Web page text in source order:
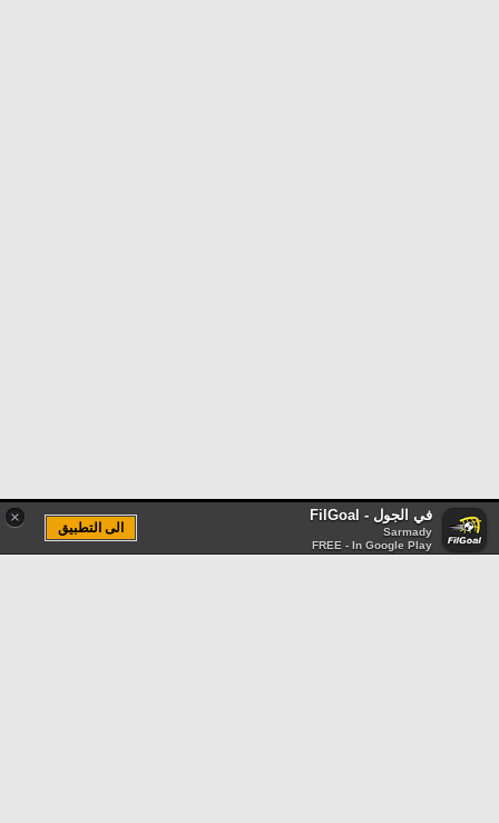
× في الجول - FilGoal
Sarmady
FREE - In Google Play
الى التطبيق